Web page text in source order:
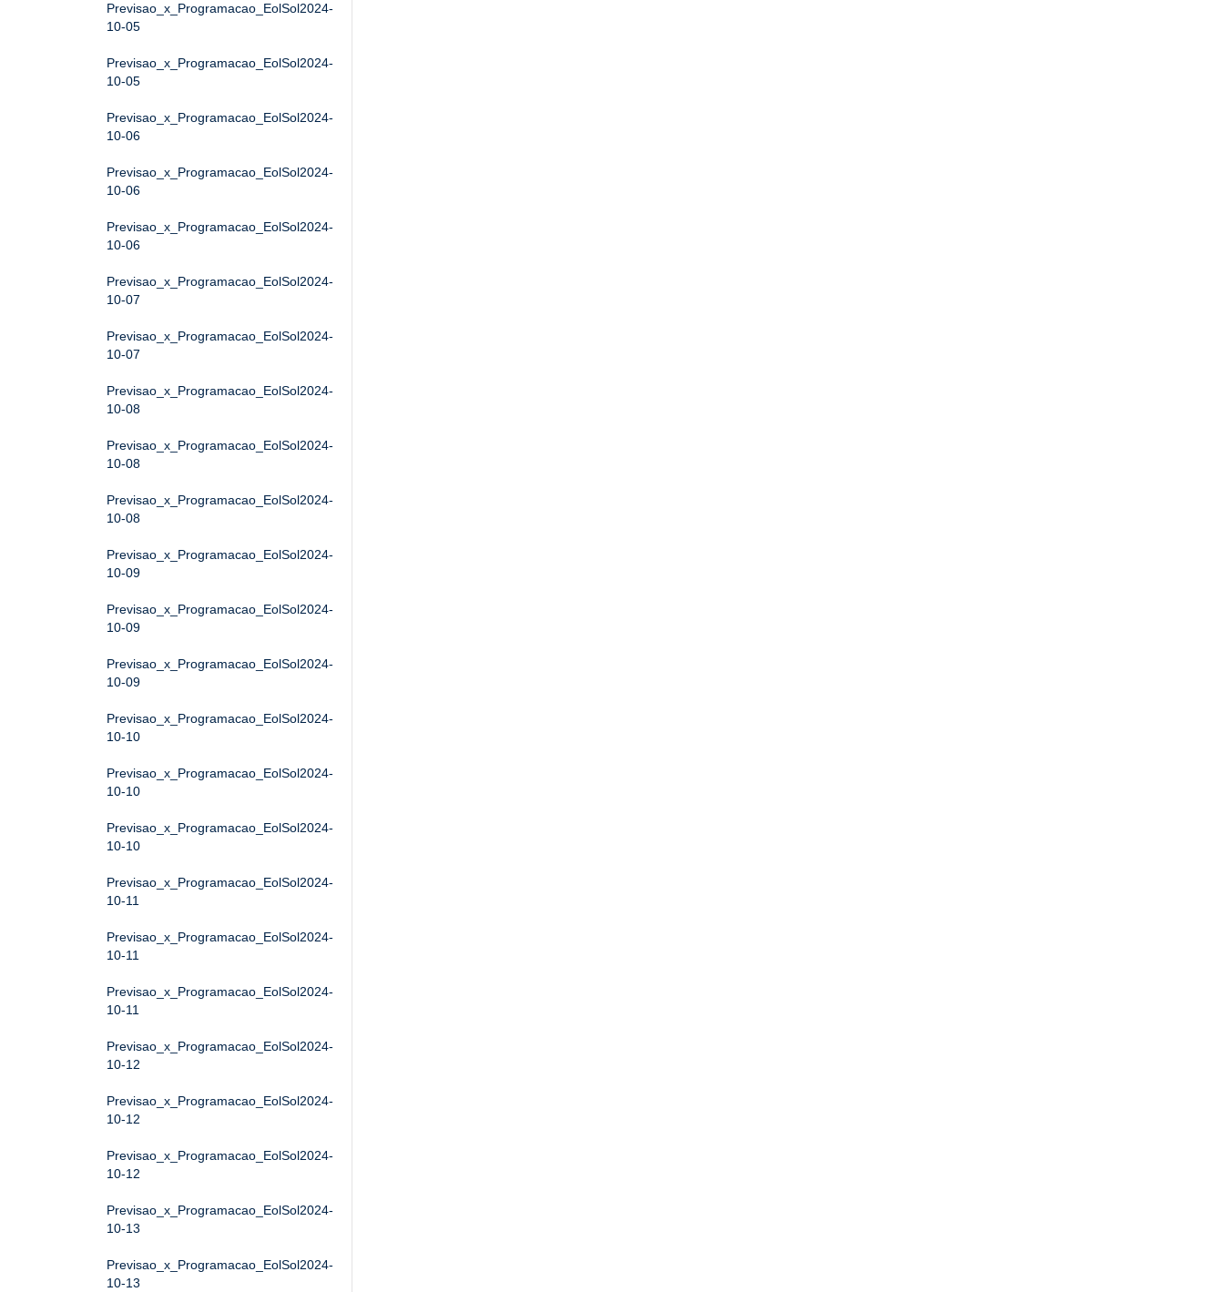
Previsao_x_Programacao_EolSol2024-
10-05
Previsao_x_Programacao_EolSol2024-
10-05
Previsao_x_Programacao_EolSol2024-
10-06
Previsao_x_Programacao_EolSol2024-
10-06
Previsao_x_Programacao_EolSol2024-
10-06
Previsao_x_Programacao_EolSol2024-
10-07
Previsao_x_Programacao_EolSol2024-
10-07
Previsao_x_Programacao_EolSol2024-
10-08
Previsao_x_Programacao_EolSol2024-
10-08
Previsao_x_Programacao_EolSol2024-
10-08
Previsao_x_Programacao_EolSol2024-
10-09
Previsao_x_Programacao_EolSol2024-
10-09
Previsao_x_Programacao_EolSol2024-
10-09
Previsao_x_Programacao_EolSol2024-
10-10
Previsao_x_Programacao_EolSol2024-
10-10
Previsao_x_Programacao_EolSol2024-
10-10
Previsao_x_Programacao_EolSol2024-
10-11
Previsao_x_Programacao_EolSol2024-
10-11
Previsao_x_Programacao_EolSol2024-
10-11
Previsao_x_Programacao_EolSol2024-
10-12
Previsao_x_Programacao_EolSol2024-
10-12
Previsao_x_Programacao_EolSol2024-
10-12
Previsao_x_Programacao_EolSol2024-
10-13
Previsao_x_Programacao_EolSol2024-
10-13